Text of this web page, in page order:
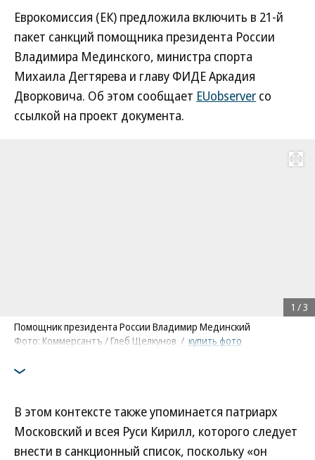
Еврокомиссия (ЕК) предложила включить в 21-й
пакет санкций помощника президента России
Владимира Мединского, министра спорта
Михаила Дегтярева и главу ФИДЕ Аркадия
Дворковича. Об этом сообщает EUobserver со
ссылкой на проект документа.
Развернуть
Помощник президента России Владимир Мединский
Фото: Коммерсантъ / Глеб Щелкунов / купить фото
/купить фото
1 /3
В этом контексте также упоминается патриарх
Московский и всея Руси Кирилл, которого следует
внести в санкционный список, поскольку «он